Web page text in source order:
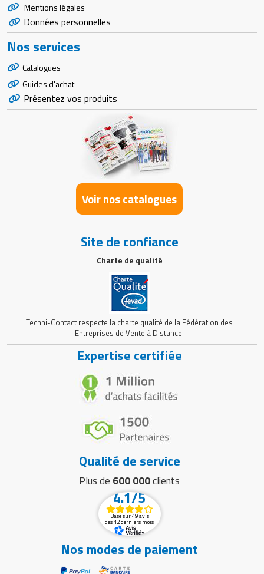
Mentions légales
Données personnelles
Nos services
Catalogues
Guides d'achat
Présentez vos produits
Voir nos catalogues
Site de confiance
Charte de qualité
Techni-Contact respecte la charte qualité de la Fédération des
Entreprises de Vente à Distance.
Expertise certifiée
Qualité de service
Plus de 600 000clients
4.1/5
Basé sur 49 avis
des 12 derniers mois
Nos modes de paiement